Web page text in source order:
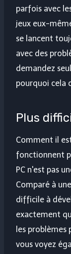
parfois avec
jeux eux-
se lancent
avec des
demandez
pourquoi cela
Plus
Comment il
fonctionnent
PC n'est pas
Comparé à
difficile à
exactement
les
vous voyez